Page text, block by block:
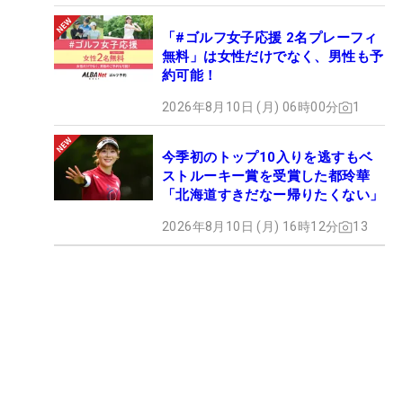
「#ゴルフ女子応援 2名プレーフィ
無料」は女性だけでなく、男性も予
約可能！
2026年8月10日 (月) 06時00分 1
今季初のトップ10入りを逃すもベ
ストルーキー賞を受賞した都玲華
「北海道すきだなー帰りたくない」
2026年8月10日 (月) 16時12分 13